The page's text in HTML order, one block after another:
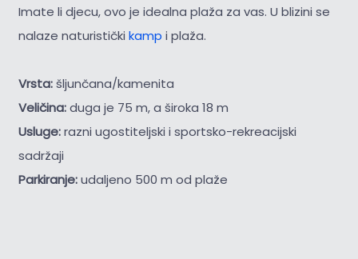
Imate li djecu, ovo je idealna plaža za vas. U blizini se
nalaze naturistički kamp i plaža.
Vrsta:šljunčana/kamenita
Veličina:duga je 75 m, a široka 18 m
Usluge:razni ugostiteljski i sportsko-rekreacijski
sadržaji
Parkiranje:udaljeno 500 m od plaže